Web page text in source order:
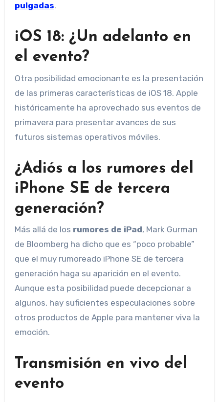
pulgadas.
iOS 18: ¿Un adelanto en
el evento?
Otra posibilidad emocionante es la presentación
de las primeras características de iOS 18. Apple
históricamente ha aprovechado sus eventos de
primavera para presentar avances de sus
futuros sistemas operativos móviles.
¿Adiós a los rumores del
iPhone SE de tercera
generación?
Más allá de los rumores de iPad, Mark Gurman
de Bloomberg ha dicho que es “poco probable”
que el muy rumoreado iPhone SE de tercera
generación haga su aparición en el evento.
Aunque esta posibilidad puede decepcionar a
algunos, hay suficientes especulaciones sobre
otros productos de Apple para mantener viva la
emoción.
Transmisión en vivo del
evento